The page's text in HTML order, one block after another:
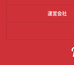
運営会社